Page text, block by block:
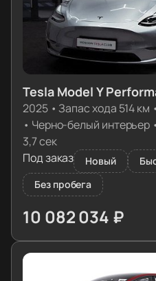
Tesla Model Y
2025• Запас хода 514 км •
• Черно-белый интерьер
3,7 сек
Под заказ
Новый
Без пробега
10 082 034 ₽
≈ 100 292€